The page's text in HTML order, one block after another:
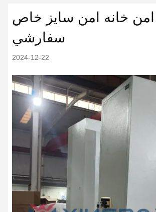
امن خانه امن سايز خاص
سفارشي
2024-12-22